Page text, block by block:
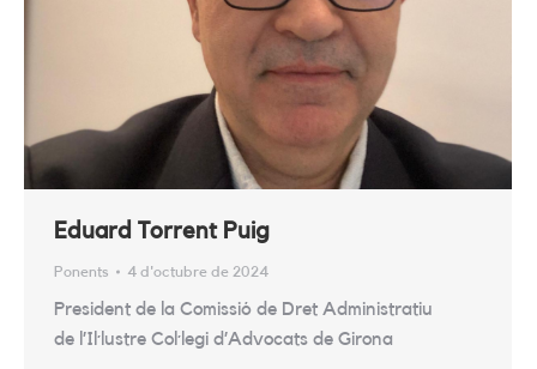
Eduard Torrent Puig
Ponents 4 d'octubre de 2024
President de la Comissió de Dret Administratiu
de l’Il·lustre Col·legi d’Advocats de Girona